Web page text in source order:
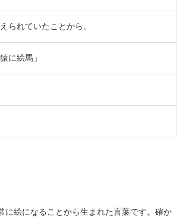
られていたことから。
に絵馬」
に絵になることから生まれた言葉です。確か